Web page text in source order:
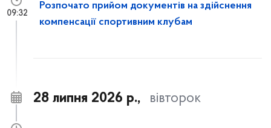
Розпочато прийом документів на здійснення
компенсації спортивним клубам
09:32
28 липня 2026 р., вівторок